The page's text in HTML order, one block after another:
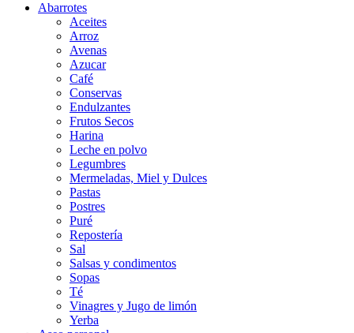
Abarrotes
Aceites
Arroz
Avenas
Azucar
Café
Conservas
Endulzantes
Frutos Secos
Harina
Leche en polvo
Legumbres
Mermeladas, Miel y Dulces
Pastas
Postres
Puré
Repostería
Sal
Salsas y condimentos
Sopas
Té
Vinagres y Jugo de limón
Yerba